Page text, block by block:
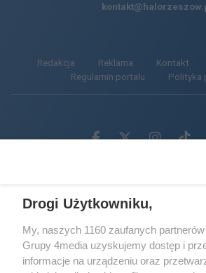
Redakcja Reklama Kontakt
Regulamin portalu
Polityka
Facebook.com
X.com
Unmute Loaded:
22.67%
Drogi Użytkowniku,
My, naszych 1160 zaufanych
Grupy 4media uzyskujemy dostęp i
informacje na urządzeniu oraz